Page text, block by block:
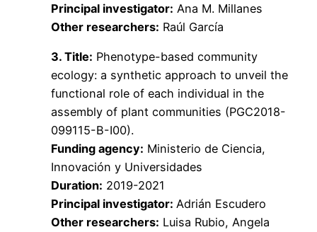
Principal investigator: Ana M. Millanes
Other researchers: Raúl García
3. Title: Phenotype-based community
ecology: a synthetic approach to unveil the
functional role of each individual in the
assembly of plant communities (PGC2018-
099115-B-I00).
Funding agency: Ministerio de Ciencia,
Innovación y Universidades
Duration: 2019-2021
Principal investigator: Adrián Escudero
Other researchers: Luisa Rubio, Angela